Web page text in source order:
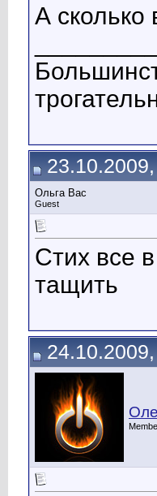
А сколько
Ольга Вас
Guest
Стих все
тащить